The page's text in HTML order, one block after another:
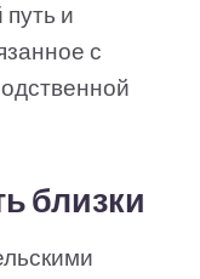
и
с
близки